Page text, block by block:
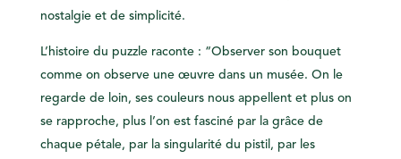
nostalgie et de simplicité.
L’histoire du puzzle raconte : “Observer son bouquet
comme on observe une œuvre dans un musée. On le
regarde de loin, ses couleurs nous appellent et plus on
se rapproche, plus l’on est fasciné par la grâce de
chaque pétale, par la singularité du pistil, par les